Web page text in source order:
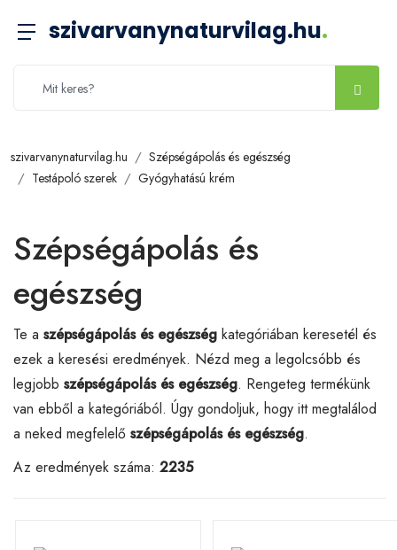
szivarvanynaturvilag.hu.
szivarvanynaturvilag.hu
Szépségápolás és egészség
Testápoló szerek
Gyógyhatású krém
Szépségápolás és
egészség
Te a szépségápolás és egészség kategóriában keresetél és
ezek a keresési eredmények. Nézd meg a legolcsóbb és
legjobb szépségápolás és egészség. Rengeteg termékünk
van ebből a kategóriából. Úgy gondoljuk, hogy itt megtalálod
a neked megfelelő szépségápolás és egészség.
Az eredmények száma: 2235